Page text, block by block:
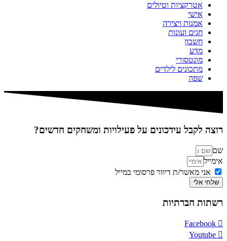
אטרקציות וטיולים
אישי
אמנות ויצירה
חגים ועונות
חשבון
מדע
מונטסורי
מתכונים לילדים
שפה
רוצה לקבל עידכונים על פעילויות ומשחקים חדשים?
שם
אימייל
אני מאשר/ת דיוור פרסומי במייל
שלחי אלי
רשתות חברתיות
Facebook
Youtube